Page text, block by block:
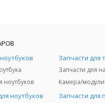
ноутбуков
Запчасти для
Камера/
ноутбуков Запчасти для